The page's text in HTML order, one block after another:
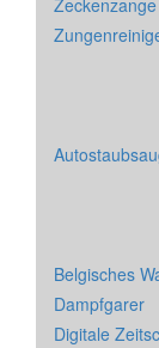
Zeckenzange
Belgisches
Dampfgarer
Digitale